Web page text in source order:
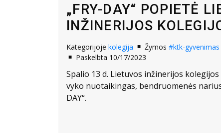
„FRY-DAY“ POPIETĖ
INŽINERIJOS
Kategorijoje kolegija Žymos #ktk-gyvenimas
Paskelbta 10/17/2023
Spalio 13 d. Lietuvos inžinerijos
vyko nuotaikingas, bendruomenės
DAY“.